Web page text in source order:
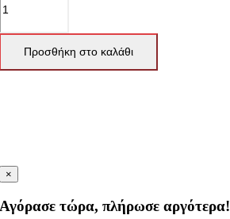
Προσθήκη στο καλάθι
×
Αγόρασε τώρα, πλήρωσε αργότερα!